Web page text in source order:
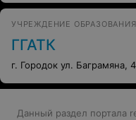
УЧРЕЖДЕНИЕ ОБРАЗОВАНИЯ
ГГАТК
г. Городок ул. Баграмяна,
Данный раздел портала